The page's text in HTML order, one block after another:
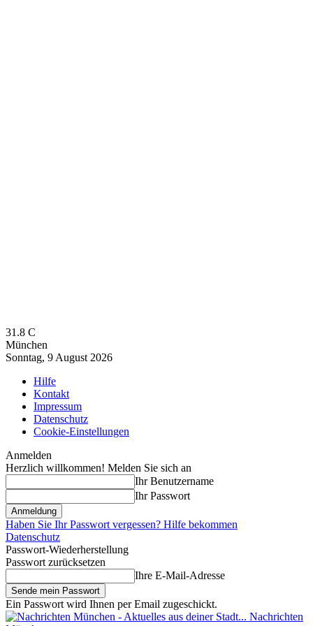
31.8 C
München
Sonntag, 9 August 2026
Hilfe
Kontakt
Impressum
Datenschutz
Cookie-Einstellungen
Anmelden
Herzlich willkommen! Melden Sie sich an
Ihr Benutzername
Ihr Passwort
Haben Sie Ihr Passwort vergessen? Hilfe bekommen
Datenschutz
Passwort-Wiederherstellung
Passwort zurücksetzen
Ihre E-Mail-Adresse
Ein Passwort wird Ihnen per Email zugeschickt.
Nachrichten